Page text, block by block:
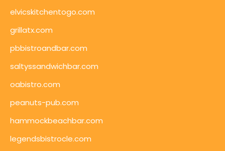
elvicskitchentogo.com
grillatx.com
pbbistroandbar.com
saltyssandwichbar.com
oabistro.com
peanuts-pub.com
hammockbeachbar.com
legendsbistrocle.com